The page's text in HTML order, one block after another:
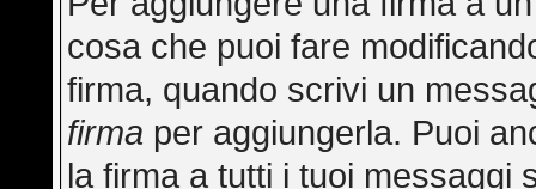
cosa che puoi fare
firma, quando scrivi un
firma per aggiungerla. Puoi
la firma a tutti i tuoi messaggi